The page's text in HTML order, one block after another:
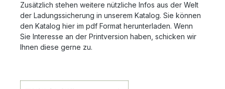
Zusätzlich stehen weitere nützliche Infos aus der Welt
der Ladungssicherung in unserem Katalog. Sie können
den Katalog hier im pdf Format herunterladen. Wenn
Sie Interesse an der Printversion haben, schicken wir
Ihnen diese gerne zu.